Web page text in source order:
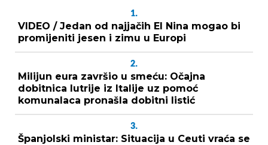
1.
VIDEO / Jedan od najjačih El Nina mogao bi
promijeniti jesen i zimu u Europi
2.
Milijun eura završio u smeću: Očajna
dobitnica lutrije iz Italije uz pomoć
komunalaca pronašla dobitni listić
3.
Španjolski ministar: Situacija u Ceuti vraća se